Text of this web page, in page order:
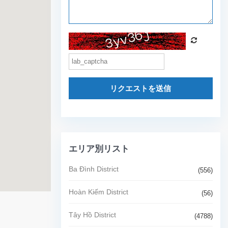
リクエストを送信
エリア別リスト
Ba Đình District (556)
Hoàn Kiếm District (56)
Tây Hồ District (4788)